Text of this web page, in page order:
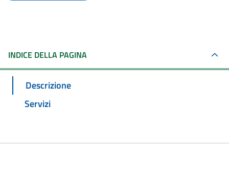
INDICE DELLA PAGINA
Descrizione
Servizi